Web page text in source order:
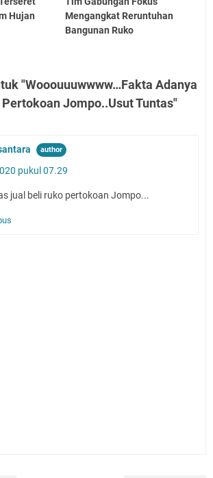
Hujan
Mengangkat Reruntuhan
Bangunan Ruko
"Wooouuuwwww…Fakta Adanya
Jompo..Usut Tuntas"
pukul 07.29
jual beli ruko pertokoan Jompo...